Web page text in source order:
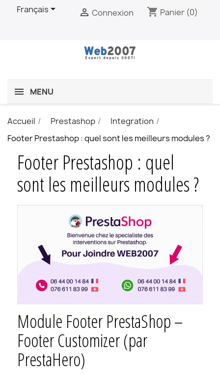
Français  Connexion shopping_cart Panier (0)
MENU
Accueil Prestashop
Integration
Footer Prestashop : quel sont les meilleurs modules ?
Footer Prestashop : quel
sont les meilleurs modules ?
Module Footer PrestaShop –
Footer Customizer (par
PrestaHero)